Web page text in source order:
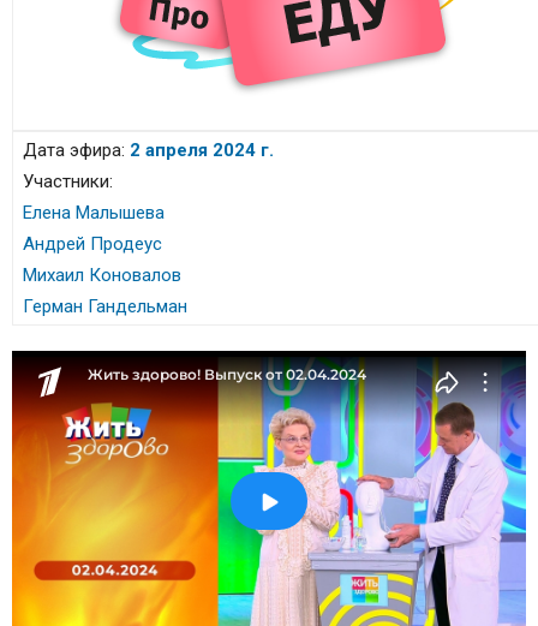
Дата эфира: 2 апреля 2024 г.
Участники:
Елена Малышева
Андрей Продеус
Михаил Коновалов
Герман Гандельман